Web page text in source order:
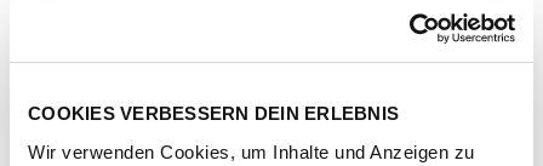
COOKIES VERBESSERN DEIN ERLEBNIS
Wir verwenden Cookies, um Inhalte und Anzeigen zu